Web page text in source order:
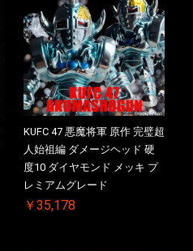
KUFC 47 悪魔将軍 原作 完璧超
人始祖編 ダメージヘッド 硬
度10 ダイヤモンド メッキ プ
レミアムグレード
￥35,178